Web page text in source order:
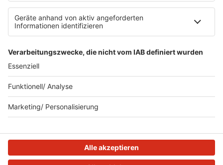
R.SH auf radioplayer.de
Stromvergleich
© 2023 R.SH - Radio Schleswig-Holstein - eine Marke der
REGIOCAST GmbH & Co. KG